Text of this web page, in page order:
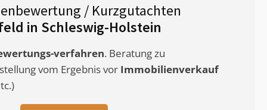
/ Kurzgutachten
in Schleswig-Holstein
verfahren. Beratung zu
vom Ergebnis vor Immobilienverkauf